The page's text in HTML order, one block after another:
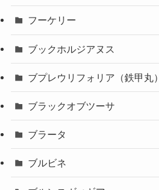
フーケリー
ブックホルジアヌス
ブプレウリフォリア（鉄甲丸）
ブラックオブツーサ
ブラータ
ブルビネ